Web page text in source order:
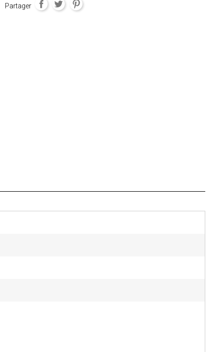
Partager